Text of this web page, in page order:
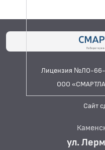
Лицензия №ЛО-66-
ООО
Сайт
ул.